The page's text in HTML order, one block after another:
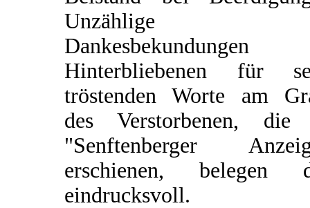
Unzählige
Dankesbekundungen
Hinterbliebenen für
tröstenden Worte am
des Verstorbenen,
"Senftenberger
erschienen, belegen
eindrucksvoll.